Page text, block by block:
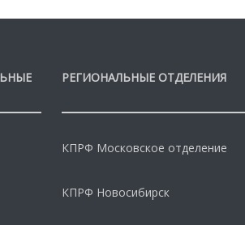
РЕГИОНАЛЬНЫЕ ОТДЕЛЕНИЯ
КПРФ Московское отделение
КПРФ Новосибирск